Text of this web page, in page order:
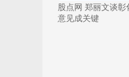
股点网 郑丽文谈
意见成关键